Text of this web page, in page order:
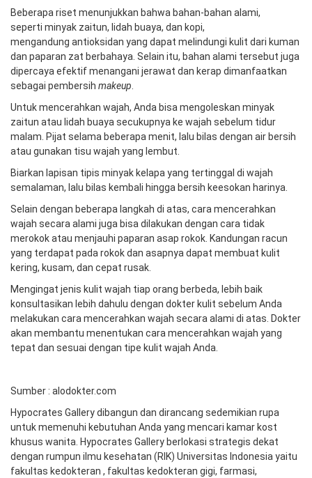
Beberapa riset menunjukkan bahwa bahan-bahan alami,
seperti minyak zaitun, lidah buaya, dan kopi,
mengandung antioksidan yang dapat melindungi kulit dari kuman
dan paparan zat berbahaya. Selain itu, bahan alami tersebut juga
dipercaya efektif menangani jerawat dan kerap dimanfaatkan
sebagai pembersih makeup
Untuk mencerahkan wajah, Anda bisa mengoleskan minyak
zaitun atau lidah buaya secukupnya ke wajah sebelum tidur
malam. Pijat selama beberapa menit, lalu bilas dengan air bersih
atau gunakan tisu wajah yang lembut.
Biarkan lapisan tipis minyak kelapa yang tertinggal di wajah
semalaman, lalu bilas kembali hingga bersih keesokan harinya.
Selain dengan beberapa langkah di atas, cara mencerahkan
wajah secara alami juga bisa dilakukan dengan cara tidak
merokok atau menjauhi paparan asap rokok. Kandungan racun
yang terdapat pada rokok dan asapnya dapat membuat kulit
kering, kusam, dan cepat rusak.
Mengingat jenis kulit wajah tiap orang berbeda, lebih baik
konsultasikan lebih dahulu dengan dokter kulit sebelum Anda
melakukan cara mencerahkan wajah secara alami di atas. Dokter
akan membantu menentukan cara mencerahkan wajah yang
tepat dan sesuai dengan tipe kulit wajah Anda.
Sumber : alodokter.com
Hypocrates Gallery dibangun dan dirancang sedemikian rupa
untuk memenuhi kebutuhan Anda yang mencari kamar kost
khusus wanita. Hypocrates Gallery berlokasi strategis dekat
dengan rumpun ilmu kesehatan (RIK) Universitas Indonesia yaitu
fakultas kedokteran , fakultas kedokteran gigi, farmasi,